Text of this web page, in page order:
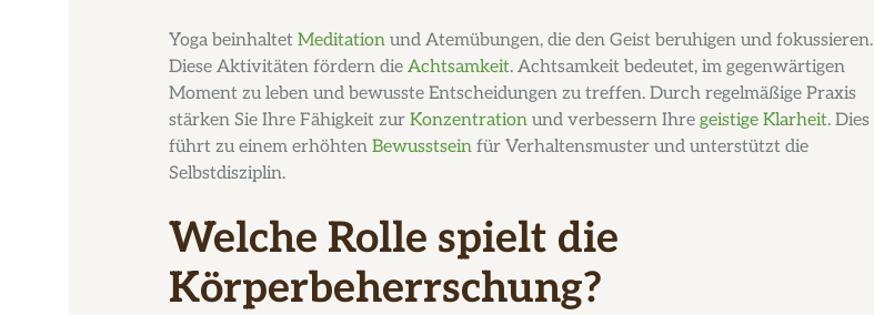
Yoga beinhaltet Meditation und Atemübungen, die den Geist beruhigen und fokussieren.
Diese Aktivitäten fördern die Achtsamkeit. Achtsamkeit bedeutet, im gegenwärtigen
Moment zu leben und bewusste Entscheidungen zu treffen. Durch regelmäßige Praxis
stärken Sie Ihre Fähigkeit zur Konzentration und verbessern Ihre geistige Klarheit. Dies
führt zu einem erhöhten Bewusstsein für Verhaltensmuster und unterstützt die
Selbstdisziplin.
Welche Rolle spielt die
Körperbeherrschung?